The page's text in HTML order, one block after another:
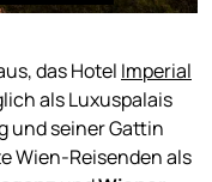
das Hotel Imperial
als Luxuspalais
und seiner Gattin
Wien-Reisenden als